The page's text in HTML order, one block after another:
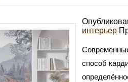
интерьер
способ